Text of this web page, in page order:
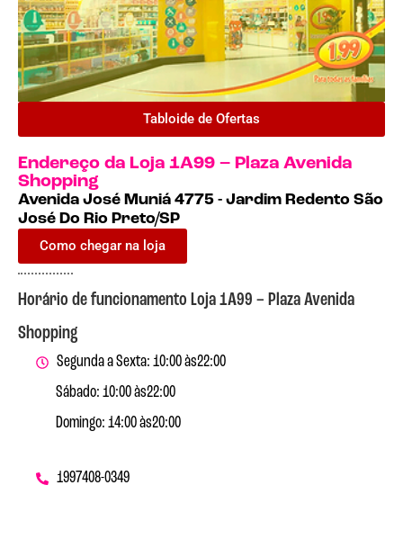
Tabloide de Ofertas
Endereço da Loja 1A99 – Plaza Avenida
Shopping
Avenida José Muniá 4775 - Jardim Redento São
José Do Rio Preto/SP
Como chegar na loja
Horário de funcionamento Loja 1A99 – Plaza Avenida
Shopping
Segunda a Sexta: 10:00 às22:00
Sábado: 10:00 às22:00
Domingo: 14:00 às20:00
1997408-0349